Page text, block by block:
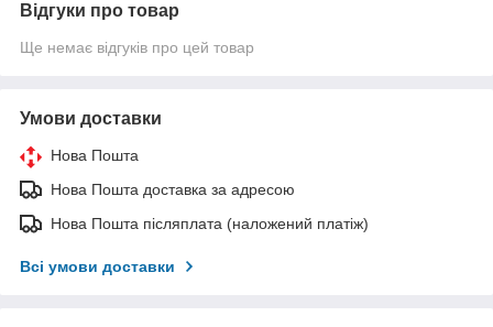
Відгуки про товар
Ще немає відгуків про цей товар
Умови доставки
Нова Пошта
Нова Пошта доставка за адресою
Нова Пошта післяплата (наложений платіж)
Всі умови доставки